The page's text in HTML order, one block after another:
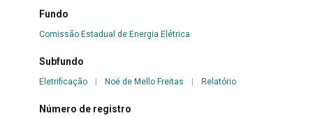
Fundo
Comissão Estadual de Energia Elétrica
Subfundo
Eletrificação Noé de Mello Freitas Relatório
Número de registro